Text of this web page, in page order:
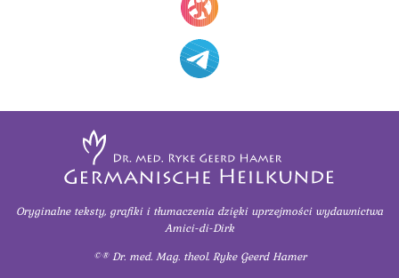
Oryginalne teksty, grafiki i tłumaczenia dzięki uprzejmości wydawnictwa
Amici-di-Dirk
©® Dr. med. Mag. theol. Ryke Geerd Hamer